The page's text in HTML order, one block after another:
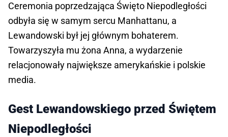
Ceremonia poprzedzająca Święto Niepodległości
odbyła się w samym sercu Manhattanu, a
Lewandowski był jej głównym bohaterem.
Towarzyszyła mu żona Anna, a wydarzenie
relacjonowały największe amerykańskie i polskie
media.
Gest Lewandowskiego przed Świętem
Niepodległości